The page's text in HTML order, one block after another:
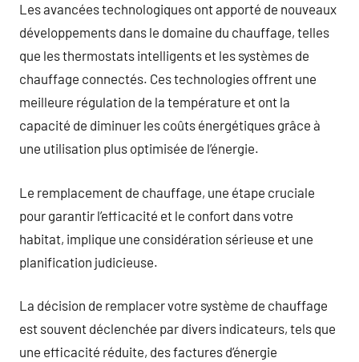
Les avancées technologiques ont apporté de nouveaux
développements dans le domaine du chauffage, telles
que les thermostats intelligents et les systèmes de
chauffage connectés. Ces technologies offrent une
meilleure régulation de la température et ont la
capacité de diminuer les coûts énergétiques grâce à
une utilisation plus optimisée de l’énergie.
Le remplacement de chauffage, une étape cruciale
pour garantir l’efficacité et le confort dans votre
habitat, implique une considération sérieuse et une
planification judicieuse.
La décision de remplacer votre système de chauffage
est souvent déclenchée par divers indicateurs, tels que
une efficacité réduite, des factures d’énergie